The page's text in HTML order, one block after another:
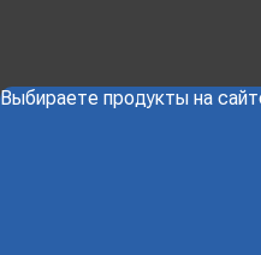
Выбираете продукты на